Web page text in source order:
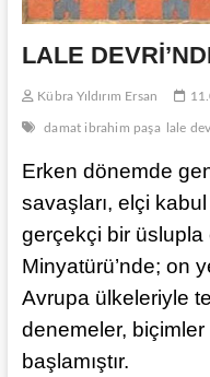
LALE
Kübra Yıldırım Ersan
damat ibrahim paşa lale
Erken dönemde
savaşları, elçi
gerçekçi bir üslupla
Minyatürü’nde; on
Avrupa ülkeleriyle
denemeler,
başlamıştır.